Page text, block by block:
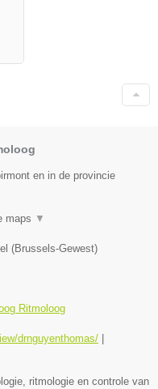
en in de provincie
maps ▼
(Brussels-Gewest)
Ritmoloog
drnguyenthomas/ |
ritmologie en controle van